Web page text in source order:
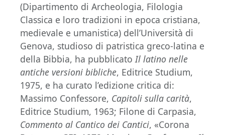
(Dipartimento di Archeologia, Filologia
Classica e loro tradizioni in epoca cristiana,
medievale e umanistica) dell’Università di
Genova, studioso di patristica greco-latina e
della Bibbia, ha pubblicatoIl latino nelle
antiche versioni bibliche, Editrice Studium,
1975, e ha curato l’edizione critica di:
Massimo Confessore, Capitoli sulla carità,
Editrice Studium, 1963; Filone di Carpasia,
Commento al Cantico dei Cantici, «Corona